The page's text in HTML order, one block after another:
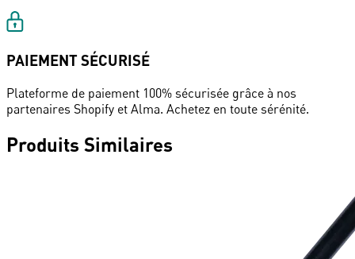
PAIEMENT SÉCURISÉ
Plateforme de paiement 100% sécurisée grâce à nos
partenaires Shopify et Alma. Achetez en toute sérénité.
Produits Similaires